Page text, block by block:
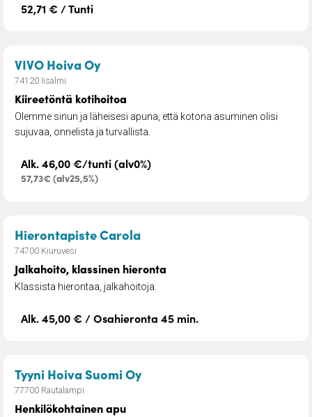
52,71 € / Tunti
VIVO Hoiva Oy– Kiireetöntä kotihoitoa
74120 Iisalmi
Kiireetöntä kotihoitoa
Olemme sinun ja läheisesi apuna, että kotona asuminen olisi
sujuvaa, onnelista ja turvallista.
Alk. 46,00 €/tunti (alv0%)
57,73€ (alv25,5%)
Hierontapiste Carola– Jalkahoito, klassinen
74700 Kiuruvesi
Jalkahoito, klassinen hieronta
Klassista hierontaa, jalkahoitoja.
Alk. 45,00 € / Osahieronta 45 min.
Tyyni Hoiva Suomi Oy– Henkilökohtainen apu
77700 Rautalampi
Henkilökohtainen apu